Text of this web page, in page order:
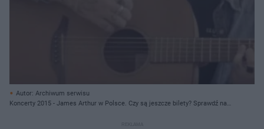
Autor: Archiwum serwisu
Koncerty 2015 - James Arthur w Polsce. Czy są jeszcze bilety? Sprawdź na